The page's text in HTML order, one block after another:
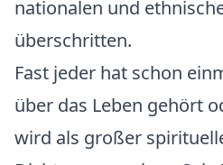
nationalen und
überschritten.
Fast jeder hat schon
über das Leben gehört
wird als großer